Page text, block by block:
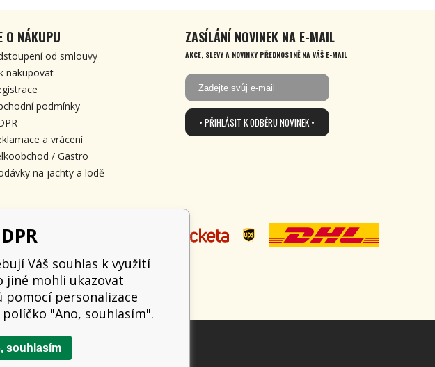
O NÁKUPU
od smlouvy
nakupovat
podmínky
a vrácení
/ Gastro
na jachty a lodě
ZASÍLÁNÍ NOVINEK NA E-MAIL
AKCE, SLEVY A NOVINKY PŘEDNOSTNĚ NA VÁŠ E-MAIL
• PŘIHLÁSIT K ODBĚRU NOVINEK •
Váš souhlas k využití
jiné mohli ukazovat
pomocí personalizace
"Ano, souhlasím".
souhlasím